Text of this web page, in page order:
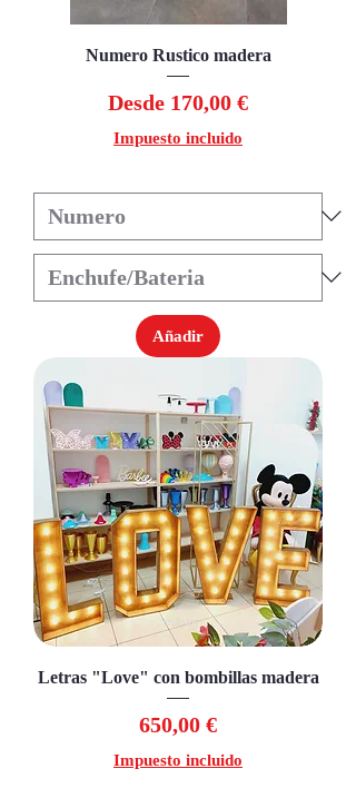
Numero Rustico madera
Desde 170,00 €
Precio de oferta
Impuesto incluido
Añadir
Letras "Love" con bombillas madera
Precio
650,00 €
Impuesto incluido